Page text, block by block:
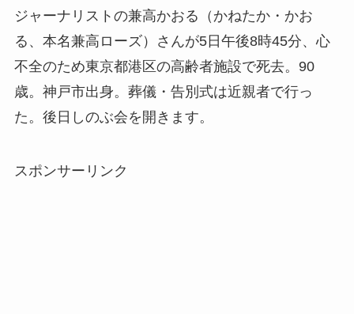
ジャーナリストの兼高かおる（かねたか・かお
る、本名兼高ローズ）さんが5日午後8時45分、心
不全のため東京都港区の高齢者施設で死去。90
歳。神戸市出身。葬儀・告別式は近親者で行っ
た。後日しのぶ会を開きます。
スポンサーリンク